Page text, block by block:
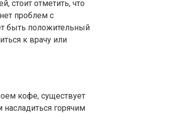
стоит отметить, что
проблем с
быть положительный
к врачу или
кофе, существует
горячим